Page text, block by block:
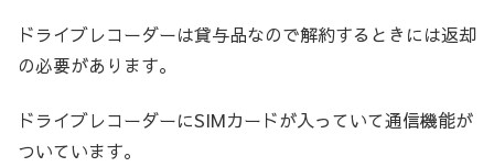
ドライブレコーダーは貸与品なので解約するときには返却
の必要があります。
ドライブレコーダーにSIMカードが入っていて通信機能が
ついています。